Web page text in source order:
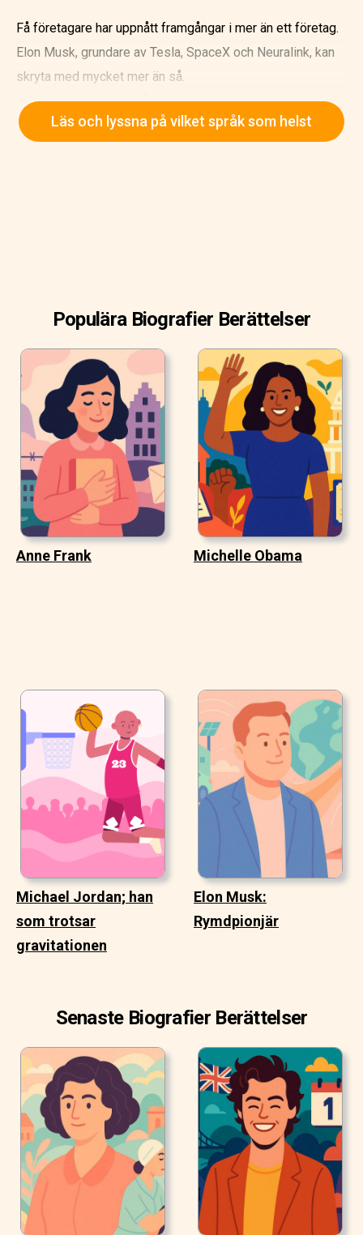
Få företagare har uppnått framgångar i mer än ett företag.
Elon Musk, grundare av Tesla, SpaceX och Neuralink, kan
skryta med mycket mer än så.
Hur blev Musk en av vår tids mest kreativa och rika män?
Läs och lyssna på vilket språk som helst
Populära Biografier Berättelser
Anne Frank Michelle Obama
Michael Jordan; han
som trotsar
gravitationen
Elon Musk:
Rymdpionjär
Senaste Biografier Berättelser